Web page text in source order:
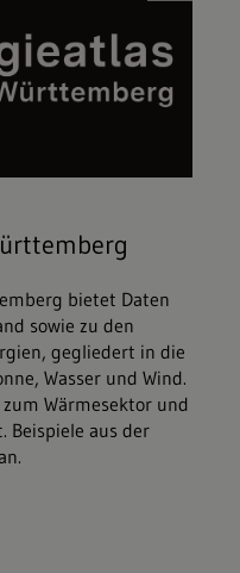
bietet Daten
sowie zu den
gegliedert in die
Wasser und Wind.
Wärmesektor und
Beispiele aus der